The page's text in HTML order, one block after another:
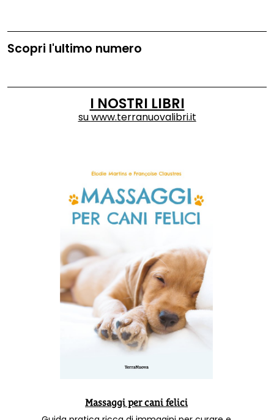
Scopri l'ultimo numero
I NOSTRI LIBRI
suwww.terranuovalibri.it
Massaggi per cani felici